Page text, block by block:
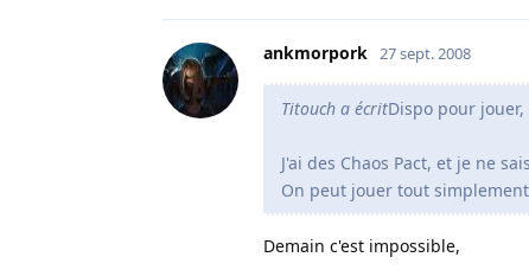
ankmorpork 27 sept. 2008
Titouch a écritDispo pour
J'ai des Chaos Pact, et je ne
On peut jouer tout
Demain c'est impossible,